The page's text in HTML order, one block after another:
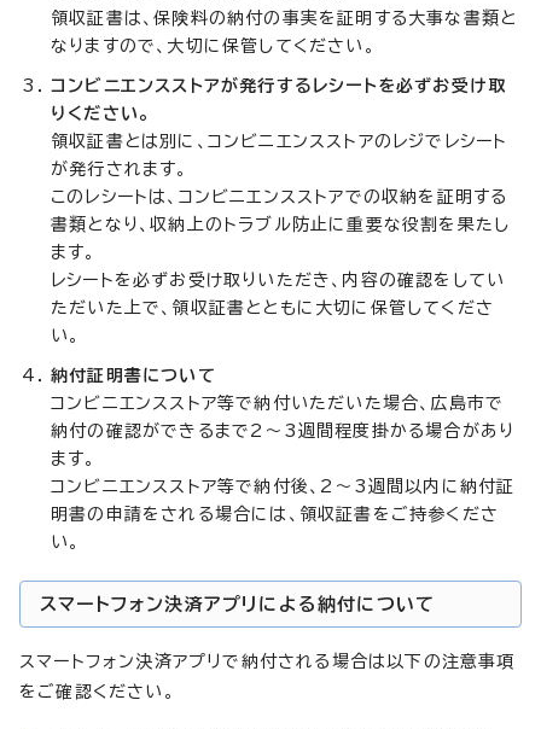
領収証書は、保険料の納付の事実を証明する大事な書類と
なりますので、大切に保管してください。
コンビニエンスストアが発行するレシートを必ずお受け取
りください。
領収証書とは別に、コンビニエンスストアのレジでレシート
が発行されます。
このレシートは、コンビニエンスストアでの収納を証明する
書類となり、収納上のトラブル防止に重要な役割を果たし
ます。
レシートを必ずお受け取りいただき、内容の確認をしてい
ただいた上で、領収証書とともに大切に保管してくださ
い。
納付証明書について
コンビニエンスストア等で納付いただいた場合、広島市で
納付の確認ができるまで2～3週間程度掛かる場合があり
ます。
コンビニエンスストア等で納付後、2～3週間以内に納付証
明書の申請をされる場合には、領収証書をご持参くださ
い。
スマートフォン決済アプリによる納付について
スマートフォン決済アプリで納付される場合は以下の注意事項
をご確認ください。